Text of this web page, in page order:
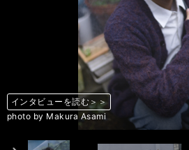
インタビューを読む＞＞
photo by Makura Asami
前へ